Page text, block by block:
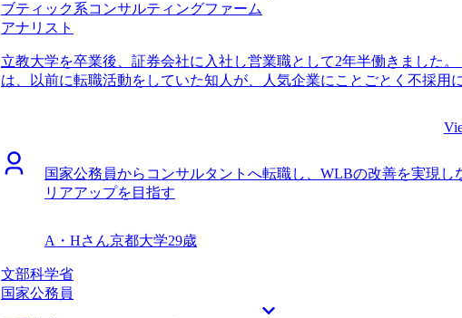
りになりました。 私自身はケース面接も含め、特に選考対策は求めて
した。一方で、必要に応じて業界内部の情報を提供してほしいなと思
報を必要としていたわけではないのですが、必要最小限、かつ的確な
してくれました。知人の情報網だけではカバーできないような情報が
スができるだけでなく、転職者の気持ちが分かるコミュニケーション
ームを決められたことだと思います。 外から見ている分にはよくわか
戦略系コンサルティングファーム間の違いを、選考中のフローや
情報提供に基づき、しっかりと見極めることができたことです。 特に
収900万円になりました。 3年ほど戦略ファームで経験を積んで、1つ職
プに転職したいので、リスクを取れるだけの力をつけたいと思っていま
ブティック系コンサルティングファーム
アナリスト
立教大学を卒業後、証券会社に入社し営業職として2年半働きました。
は、以前に転職活動をしていた知人が、人気企業にことごとく不採用
安になったことで転職を決意しました。 コンサル転職を目指したのは
アップと市場価値の向上のためです。専門性やITスキルもないですし
らコンサル転職がうまくいくというイメージはなかったので、初めは
を聞いてみよう程度の気持ちでした。 しかし、営業職出身でも採用し
す。 山中さんは、初回面談の直後に内定が見込める企業のリストを共
ました。そこには第二新卒向けの求人も含まれていて、自分のキャリ
い選択肢があることが分かり、とても感動したことを覚えています。
のおける方だなとも思いまして、転職活動の支援をそのままお願いす
ました。 未経験からのコンサル転職で不安な中でも、山中さんが励ま
国家公務員からコンサルタントへ転職し、WLBの改善を実現し
リアアップを目指す
A・Hさん京都大学29歳
文部科学省
国家公務員